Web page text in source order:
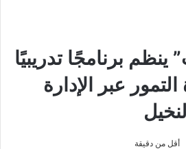
ينظم برنامجًا تدريبيًا
عبر الإدارة
أقل من دقيقة